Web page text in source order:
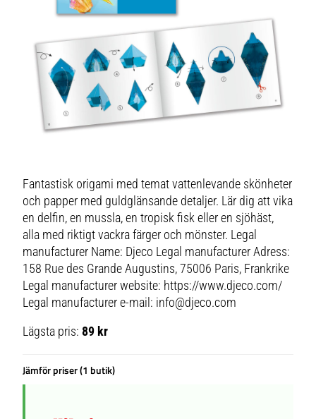
Fantastisk origami med temat vattenlevande skönheter
och papper med guldglänsande detaljer. Lär dig att vika
en delfin, en mussla, en tropisk fisk eller en sjöhäst,
alla med riktigt vackra färger och mönster. Legal
manufacturer Name: Djeco Legal manufacturer Adress:
158 Rue des Grande Augustins, 75006 Paris, Frankrike
Legal manufacturer website: https://www.djeco.com/
Legal manufacturer e-mail: info@djeco.com
Lägsta pris: 89 kr
Jämför priser (1 butik)